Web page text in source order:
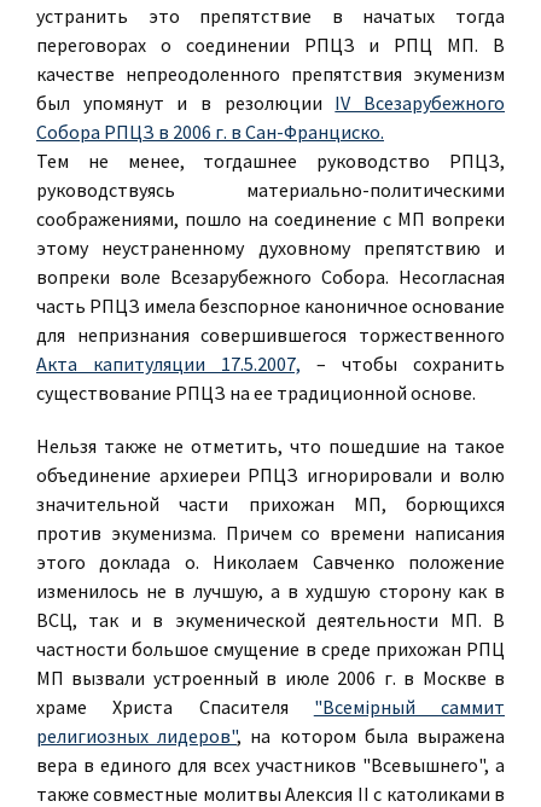
устранить это препятствие в начатых тогда
переговорах о соединении РПЦЗ и РПЦ МП. В
качестве непреодоленного препятствия экуменизм
был упомянут и в резолюции IV Всезарубежного
Собора РПЦЗ в 2006 г. в Сан-Франциско.
Тем не менее, тогдашнее руководство РПЦЗ,
руководствуясь материально-политическими
соображениями, пошло на соединение с МП вопреки
этому неустраненному духовному препятствию и
вопреки воле Всезарубежного Собора. Несогласная
часть РПЦЗ имела безспорное каноничное основание
для непризнания совершившегося торжественного
Акта капитуляции 17.5.2007, – чтобы сохранить
существование РПЦЗ на ее традиционной основе.
Нельзя также не отметить, что пошедшие на такое
объединение архиереи РПЦЗ игнорировали и волю
значительной части прихожан МП, борющихся
против экуменизма. Причем со времени написания
этого доклада о. Николаем Савченко положение
изменилось не в лучшую, а в худшую сторону как в
ВСЦ, так и в экуменической деятельности МП. В
частности большое смущение в среде прихожан РПЦ
МП вызвали устроенный в июле 2006 г. в Москве в
храме Христа Спасителя "Всемiрный саммит
религиозных лидеров", на котором была выражена
вера в единого для всех участников "Всевышнего", а
также совместные молитвы Алексия II с католиками в